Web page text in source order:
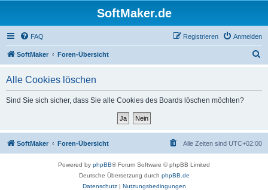
SoftMaker.de
FAQ Anmelden
Registrieren
SoftMaker Foren-Übersicht
Alle Cookies löschen
Sind Sie sich sicher, dass Sie alle Cookies des Boards löschen möchten?
SoftMaker Foren-Übersicht Alle Zeiten sind UTC+02:00
Powered by phpBB® Forum Software © phpBB Limited
Deutsche Übersetzung durch phpBB.de
Datenschutz| Nutzungsbedingungen